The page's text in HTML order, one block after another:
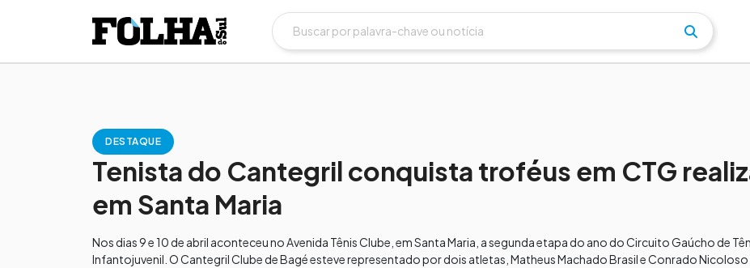
DESTAQUE
Tenista do Cantegril conquista troféus em CTG
em Santa Maria
Nos dias 9 e 10 de abril aconteceu no Avenida Tênis Clube, em Santa Maria, a segunda etapa do ano do Circuito Gaúcho de
Infantojuvenil. O Cantegril Clube de Bagé esteve representado por dois atletas, Matheus Machado Brasil e Conrado Nicoloso